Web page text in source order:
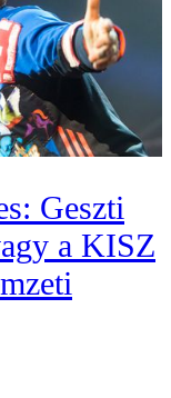
Geszti
a KISZ